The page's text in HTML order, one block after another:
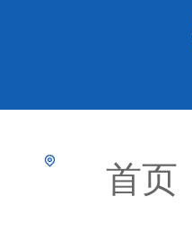
首页